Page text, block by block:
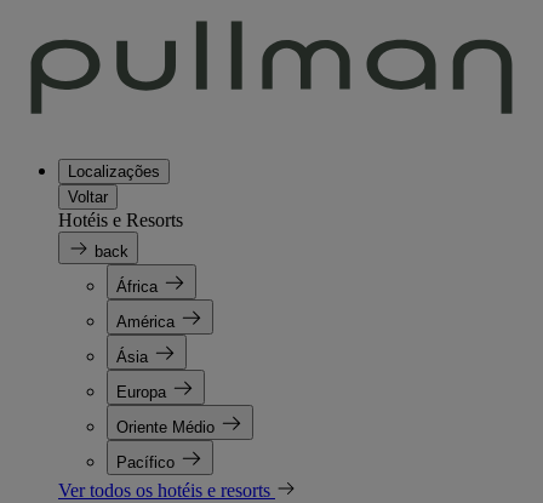
Localizações
Voltar
Hotéis e Resorts
back
África
América
Ásia
Europa
Oriente Médio
Pacífico
Ver todos os hotéis e resorts